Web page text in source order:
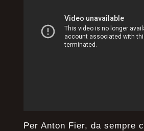
Per Anton Fier, da sempre